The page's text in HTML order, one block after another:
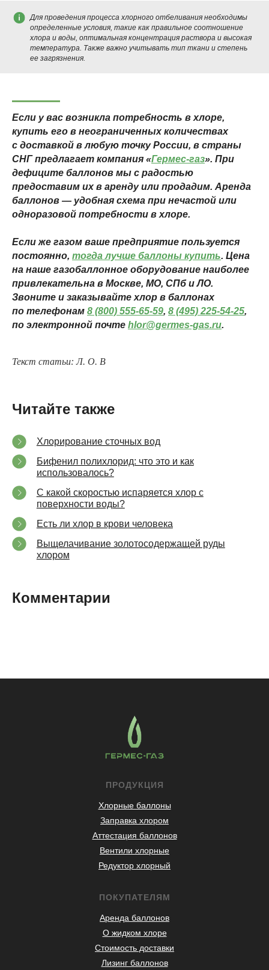
Для проведения процесса хлорного отбеливания необходимы
определенные условия, такие как правильное соотношение
хлора и воды, оптимальная концентрация раствора и высокая
температура. Также важно учитывать тип ткани и степень
ее загрязнения.
Если у вас возникла потребность в хлоре,
купить его в неограниченных количествах
с доставкой в любую точку России, в страны
СНГ предлагает компания «Гермес-газ». При
дефиците баллонов мы с радостью
предоставим их в аренду или продадим. Аренда
баллонов — удобная схема при нечастой или
одноразовой потребности в хлоре.
Если же газом ваше предприятие пользуется
постоянно, тогда лучше баллоны купить. Цена
на наше газобаллонное оборудование наиболее
привлекательна в Москве, МО, СПб и ЛО.
Звоните и заказывайте хлор в баллонах
по телефонам 8 (800) 555-65-59, 8 (495) 225-54-25,
по электронной почте hlor@germes-gas.ru.
Текст статьи: Л. О. В
Читайте также
Хлорирование сточных вод
Бифенил полихлорид: что это и как
использовалось?
С какой скоростью испаряется хлор с
поверхности воды?
Есть ли хлор в крови человека
Выщелачивание золотосодержащей руды
хлором
Комментарии
ПРОДУКЦИЯ
Хлорные баллоны
Заправка хлором
Аттестация баллонов
Вентили хлорные
Редуктор хлорный
ПОКУПАТЕЛЯМ
Аренда баллонов
О жидком хлоре
Стоимость доставки
Лизинг баллонов